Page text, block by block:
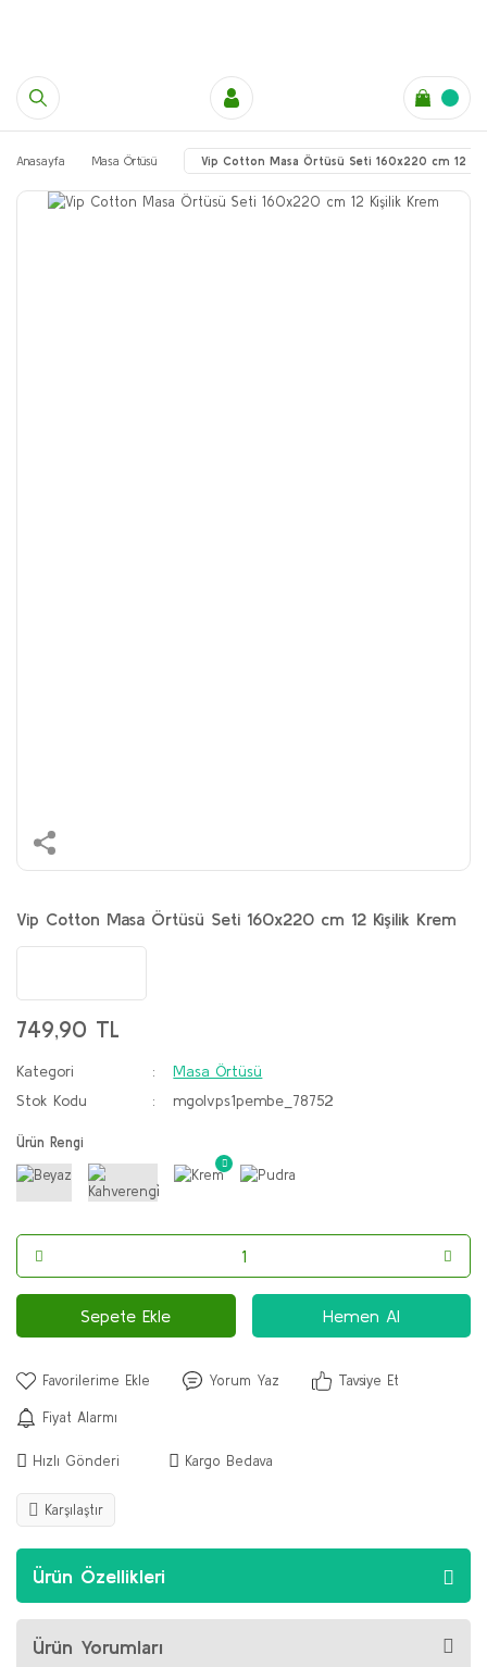
Anasayfa Masa Örtüsü Vip Cotton Masa Örtüsü Seti 160x220 cm 12
Vip Cotton Masa Örtüsü Seti 160x220 cm 12 Kişilik Krem
749,90 TL
Kategori
Masa Örtüsü
Stok Kodu
mgolvps1pembe_78752
Ürün Rengi
Sepete Ekle Hemen Al
Yorum Yaz Tavsiye Et
Fiyat Alarmı
Hızlı Gönderi Kargo Bedava
Karşılaştır
Ürün Özellikleri
Ürün Yorumları